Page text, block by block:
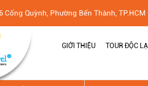
Cống Quỳnh, Phường Bến Thành, TP.HCM
GIỚI THIỆU TOUR ĐỘC LẠ